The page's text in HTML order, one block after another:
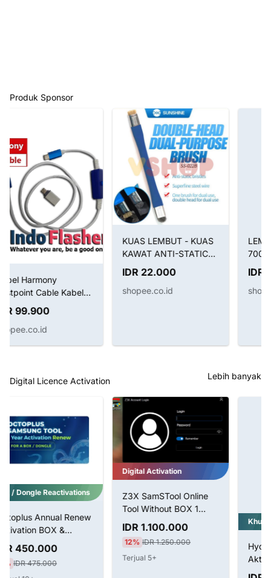
Produk Sponsor
KUAS LEMBUT - KUAS
KAWAT ANTI-STATIC
BRUSH SUNSHINE SS-
022B 2IN1
shopee.co.id
LEM LCD ZHANLIDA T-
7000 (BLACK) / B-7000
(CLEAR) / LEM T7000
HITAM B7000 BENING
IDR 15.000
shopee.co.id
Digital Licence Activation Lebih banyak
Z3X SamSTool Online
Tahun Aktivasi
IDR 1.100.000 Khusus Pengguna Dongle
Hydra Tool Pro Pack
Aktivasi Untuk Dongle